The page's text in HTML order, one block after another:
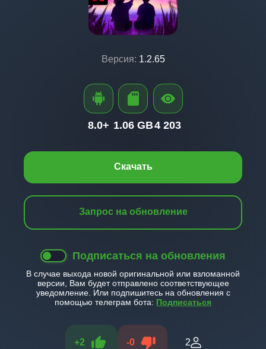
Версия: 1.2.65
Скачать
Запрос на обновление
Подписаться на обновления
В случае выхода новой оригинальной или взломанной
версии, Вам будет отправлено соответствующее
уведомление. Или подпишитесь на обновления с
помощью телеграм бота: Подписаться
+2 -0 2
8.0+ 1.06 GB4 203